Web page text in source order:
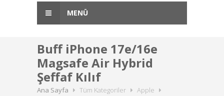
MENÜ
Buff iPhone 17e/16e
Magsafe Air Hybrid
Şeffaf Kılıf
Ana Sayfa Tüm Kategoriler
Apple